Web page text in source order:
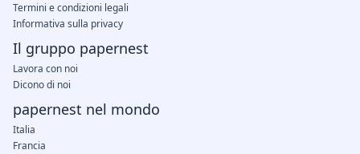
Termini e condizioni legali
Informativa sulla privacy
Il gruppo papernest
Lavora con noi
Dicono di noi
papernest nel mondo
Italia
Francia